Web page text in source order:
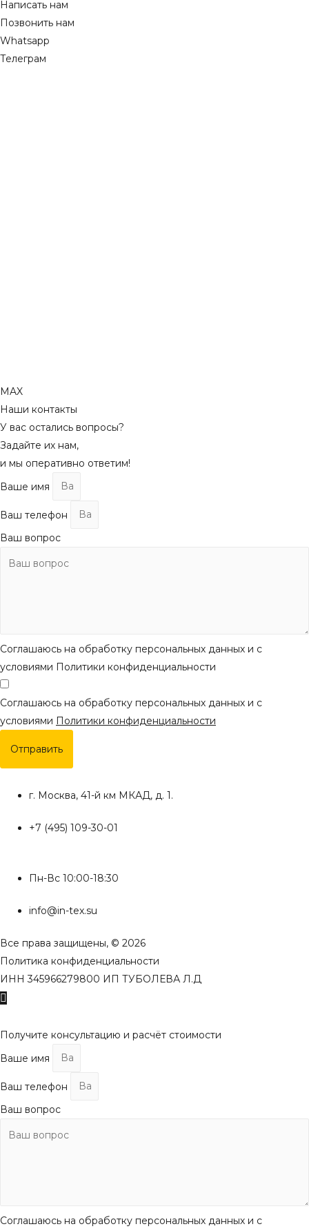
Написать нам
Позвонить нам
Whatsapp
Телеграм
MAX
Наши контакты
У вас остались вопросы?
Задайте их нам,
и мы оперативно ответим!
Ваше имя
Ваш телефон
Ваш вопрос
Соглашаюсь на обработку персональных данных и с
условиями Политики конфиденциальности
Соглашаюсь на обработку персональных данных и с
условиями Политики конфиденциальности
Отправить
г. Москва, 41-й км МКАД, д. 1.
+7 (495) 109-30-01
Пн-Вс 10:00-18:30
info@in-tex.su
Все права защищены, © 2026
Политика конфиденциальности
ИНН 345966279800 ИП ТУБОЛЕВА Л.Д
Получите консультацию и расчёт стоимости
Ваше имя
Ваш телефон
Ваш вопрос
Соглашаюсь на обработку персональных данных и с